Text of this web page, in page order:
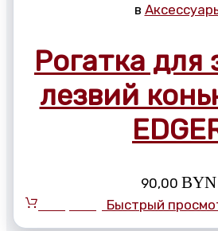
в
Рогатка для
лезвий
90,00 BYN
Быстрый